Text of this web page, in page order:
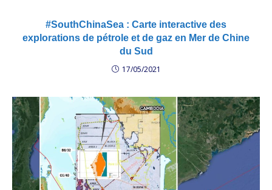
#SouthChinaSea : Carte interactive des
explorations de pétrole et de gaz en Mer de Chine
du Sud
17/05/2021